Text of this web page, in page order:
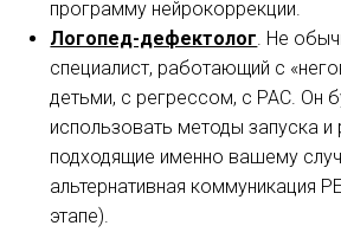
программу нейрокоррекции.
Логопед-дефектолог. Не
специалист, работающий с
детьми, с регрессом, с РАС. Он
использовать методы запуска и
подходящие именно вашему
альтернативная коммуникация
этапе).